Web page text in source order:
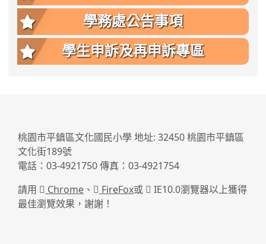
學務處公告事項
學生申訴及再申訴專區
桃園市平鎮區文化國民小學 地址: 32450 桃園市平鎮區
文化街189號
電話：03-4921750 傳真：03-4921754
請用
Chrome 、 FireFox或
IE10.0瀏覽器以上獲得
最佳瀏覽效果，謝謝！